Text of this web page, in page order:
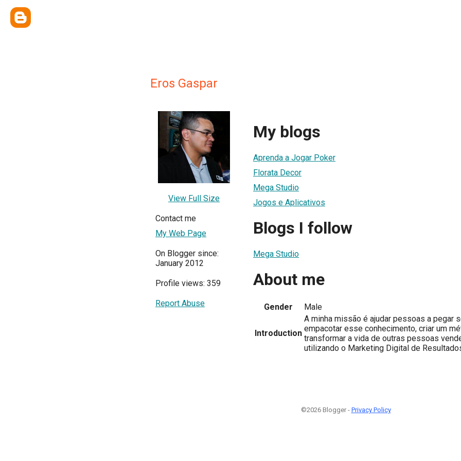
Eros Gaspar
View Full Size
Contact me
My Web Page
On Blogger since:
January 2012
Profile views: 359
Report Abuse
My blogs
Aprenda a Jogar Poker
Florata Decor
Mega Studio
Jogos e Aplicativos
Blogs I follow
Mega Studio
About me
Gender Male
Introduction
A minha missão é ajudar pessoas a pegar
empacotar esse conhecimento, criar um
transformar a vida de outras pessoas
utilizando o Marketing Digital de
©2026 Blogger - Privacy Policy